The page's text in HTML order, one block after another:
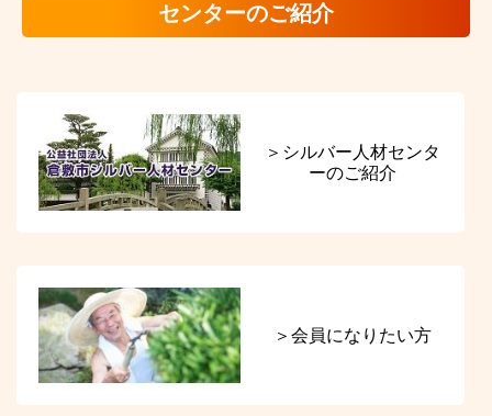
センターのご紹介
＞シルバー人材センタ
ーのご紹介
＞会員になりたい方